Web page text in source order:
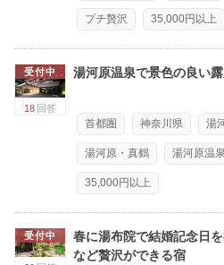
プチ贅沢 35,000円以上
受付中
18 回答
湯河原温泉で景色の良い
首都圏 神奈川県 湯
湯河原・真鶴 湯河原温泉
35,000円以上
受付中
春に湯布院で結婚記念日
など贅沢ができる宿